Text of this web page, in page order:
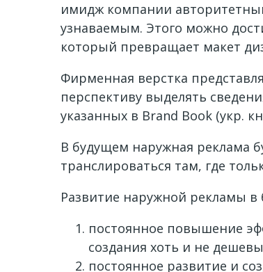
имидж компании
узнаваемым. Этого можно
который превращает макет
Фирменная верстка
перспективу выделять
указанных в Brand Book (укр.
В будущем наружная реклама
транслироваться там, где
Развитие наружной рекламы в
постоянное повышение
создания хоть и не
постоянное развитие и